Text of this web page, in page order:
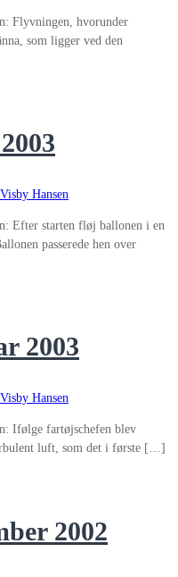
Flyvningen, hvorunder
som ligger ved den
Hansen
Efter starten fløj ballonen i en
passerede hen over
2003
Hansen
Ifølge fartøjschefen blev
luft, som det i første […]
2002